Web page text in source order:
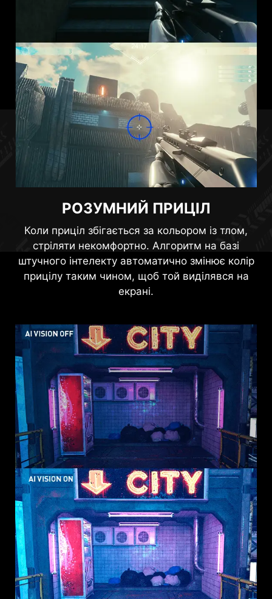
РОЗУМНИЙ ПРИЦІЛ
Коли приціл збігається за кольором із тлом,
стріляти некомфортно. Алгоритм на базі
штучного інтелекту автоматично змінює колір
прицілу таким чином, щоб той виділявся на
екрані.
контролерами: вони здатні вмикати монітор і
перемикати режими відповідно до типу
підключеного пристрою.
HDMI™ 2.0 18 Гбіт/с
HDMI™ 1.4 10,2 Гбіт/с
Прошивку монітора MAG 272UP QD-OLED X24
можна легко оновлювати в міру виходу нових
версій, щоб завжди підтримувати монітор в
оптимальному стані. Ця процедура
здійснюється за допомогою порту DisplayPort.